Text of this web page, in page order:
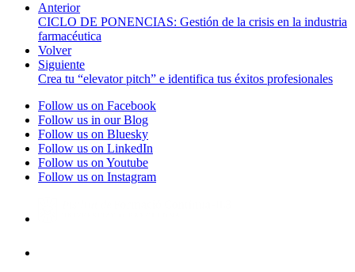
Anterior
CICLO DE PONENCIAS: Gestión de la crisis en la industria
farmacéutica
Volver
Siguiente
Crea tu “elevator pitch” e identifica tus éxitos profesionales
Follow us on Facebook
Follow us in our Blog
Follow us on Bluesky
Follow us on LinkedIn
Follow us on Youtube
Follow us on Instagram